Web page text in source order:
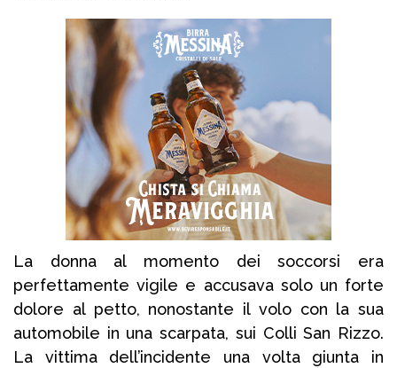
La donna al momento dei soccorsi era
perfettamente vigile e accusava solo un forte
dolore al petto, nonostante il volo con la sua
automobile in una scarpata, sui Colli San Rizzo.
La vittima dell’incidente una volta giunta in